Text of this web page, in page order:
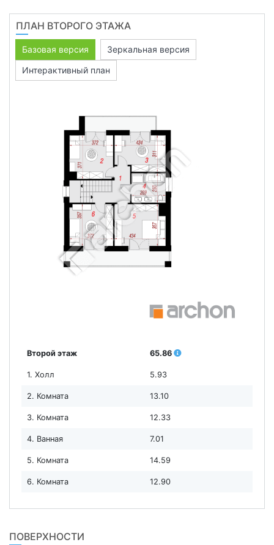
ПЛАН ВТОРОГО ЭТАЖА
Базовая версия
Зеркальная версия
Интерактивный план
Второй этаж 65.86
1. Холл 5.93
2. Комната 13.10
3. Комната 12.33
4. Ванная 7.01
5. Комната 14.59
6. Комната 12.90
ПОВЕРХНОСТИ